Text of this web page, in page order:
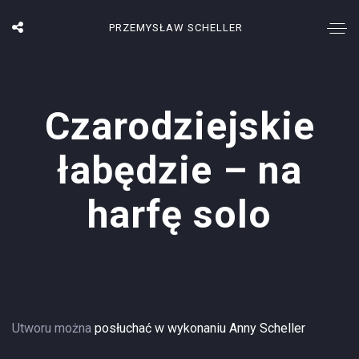
PRZEMYSŁAW SCHELLER
Czarodziejskie
łabędzie – na
harfę solo
Utworu można posłuchać w wykonaniu Anny Scheller